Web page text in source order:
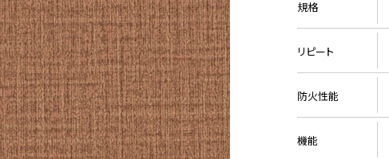
規格
リピート
防火性能
機能